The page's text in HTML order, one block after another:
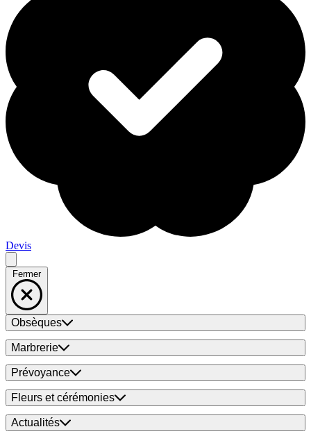
Devis
Fermer
Obsèques
Marbrerie
Prévoyance
Fleurs et cérémonies
Actualités